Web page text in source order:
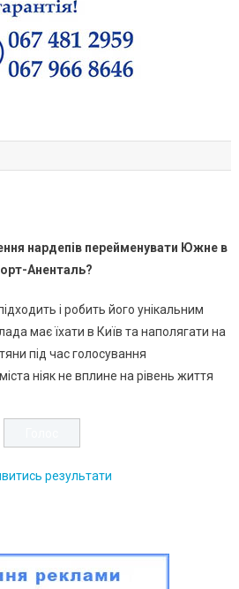
нардепів перейменувати Южне в
Аненталь?
і робить його унікальним
має їхати в Київ та наполягати на
під час голосування
ніяк не вплине на рівень життя
результати